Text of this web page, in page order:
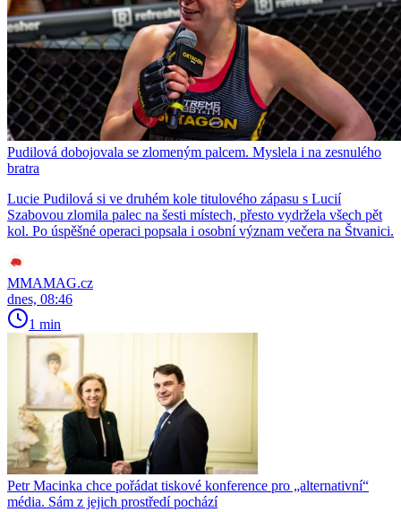
Pudilová dobojovala se zlomeným palcem. Myslela i na zesnulého
bratra
Lucie Pudilová si ve druhém kole titulového zápasu s Lucií
Szabovou zlomila palec na šesti místech, přesto vydržela všech pět
kol. Po úspěšné operaci popsala i osobní význam večera na Štvanici.
MMAMAG.cz
dnes, 08:46
1 min
Petr Macinka chce pořádat tiskové konference pro „alternativní“
média. Sám z jejich prostředí pochází